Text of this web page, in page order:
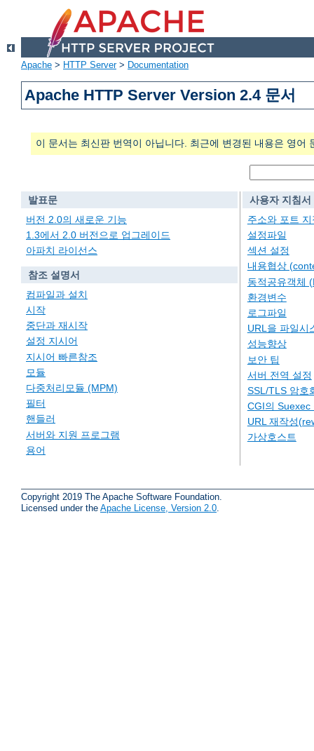
Apache > HTTP Server> Documentation
Apache HTTP Server Version 2.4 문서
이 문서는 최신판 번역이 아닙니다. 최근에 변경된 내용은 영어
발표문
버전 2.0의 새로운 기능
1.3에서 2.0 버전으로 업그레이드
아파치 라이선스
참조 설명서
컴파일과 설치
시작
중단과 재시작
설정 지시어
지시어 빠른참조
모듈
다중처리모듈 (MPM)
필터
핸들러
서버와 지원 프로그램
용어
사용자 지침서
주소와 포트 지
설정파일
섹션 설정
내용협상
동적공유객체
환경변수
로그파일
URL을 파일시
성능향상
보안 팁
서버 전역 설정
SSL/TLS 암호
CGI의 Suexec
URL 재작성
가상호스트
Copyright 2019 The Apache Software Foundation.
Licensed under the Apache License, Version 2.0